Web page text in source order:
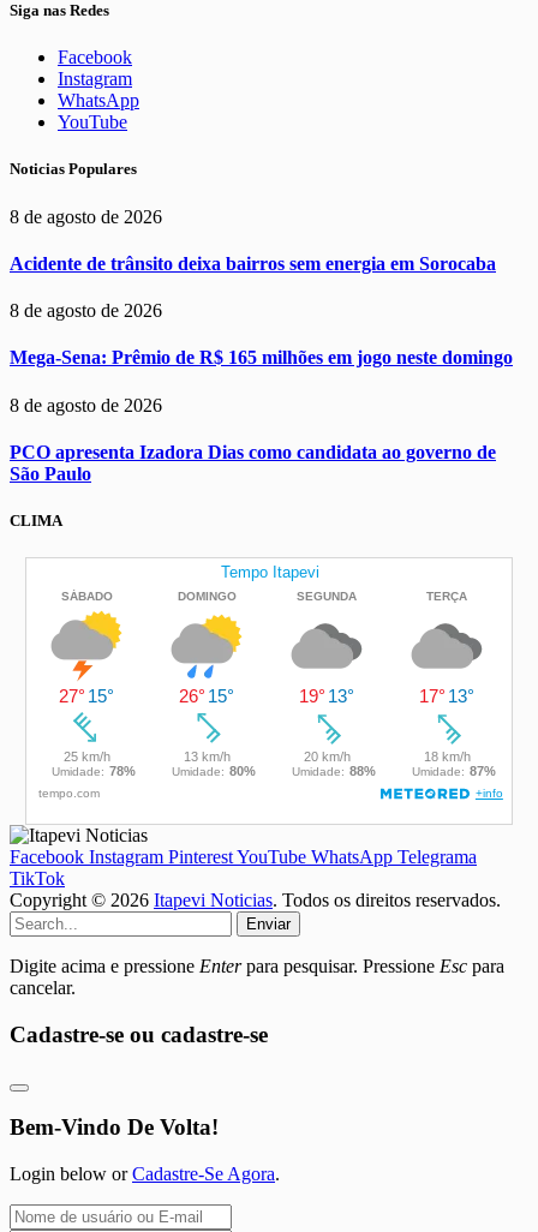
Siga nas Redes
Facebook
Instagram
WhatsApp
YouTube
Noticias Populares
8 de agosto de 2026
Acidente de trânsito deixa bairros sem energia em Sorocaba
8 de agosto de 2026
Mega-Sena: Prêmio de R$ 165 milhões em jogo neste domingo
8 de agosto de 2026
PCO apresenta Izadora Dias como candidata ao governo de
São Paulo
CLIMA
Facebook Instagram PinterestYouTube WhatsApp Telegrama
TikTok
Copyright © 2026 Itapevi Noticias. Todos os direitos reservados.
Enviar
Digite acima e pressione Enterpara pesquisar. Pressione Esc para
cancelar.
Cadastre-se ou cadastre-se
Bem-Vindo De Volta!
Login below orCadastre-Se Agora.